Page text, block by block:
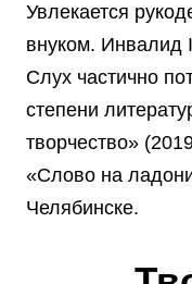
Увлекается
внуком. Инвалид
Слух частично
степени
творчество»
«Слово на
Челябинске.